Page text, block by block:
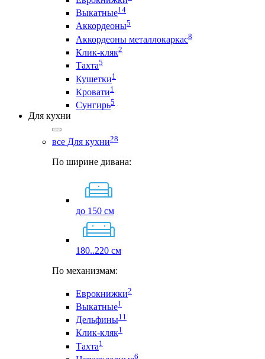
Выкатные14
Аккордеоны5
Аккордеоны металлокаркас8
Клик-кляк2
Тахта5
Кушетки1
Кровати1
Сунгирь5
Для кухни
все Для кухни28
По ширине дивана:
до 150 см
180..220 см
По механизмам:
Еврокнижки2
Выкатные1
Дельфины11
Клик-кляк1
Тахта1
6